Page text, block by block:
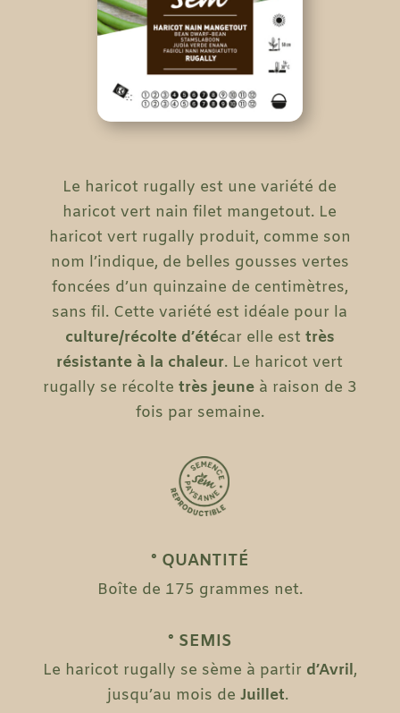
Le haricot rugally est une variété de
haricot vert nain filet mangetout. Le
haricot vert rugally produit, comme son
nom l’indique, de belles gousses vertes
foncées d’un quinzaine de centimètres,
sans fil. Cette variété est idéale pour la
culture/récolte d’étécar elle est très
résistante à la chaleur. Le haricot vert
rugally se récolte très jeuneà raison de 3
fois par semaine.
° QUANTITÉ
Boîte de 175 grammes net.
° SEMIS
Le haricot rugally se sème à partir d’Avril,
jusqu’au mois de Juillet.